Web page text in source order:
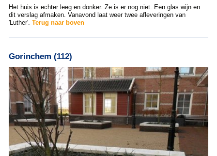
Het huis is echter leeg en donker. Ze is er nog niet. Een glas wijn en
dit verslag afmaken. Vanavond laat weer twee afleveringen van
'Luther'. Terug naar boven
Gorinchem (112)